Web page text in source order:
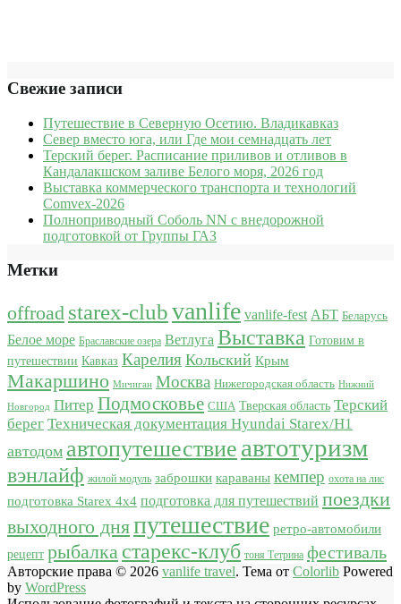
Свежие записи
Путешествие в Северную Осетию. Владикавказ
Север вместо юга, или Где мои семнадцать лет
Терский берег. Расписание приливов и отливов в
Кандалакшском заливе Белого моря, 2026 год
Выставка коммерческого транспорта и технологий
Comvex-2026
Полноприводный Соболь NN с внедорожной
подготовкой от Группы ГАЗ
Метки
offroad starex-clubvanlife vanlife-fest АБТ Беларусь
Белое море Браславские озера Ветлуга Выставка Готовим в
путешествии Кавказ Карелия Кольский Крым
Макаршино Мичиган Москва Нижегородская область Нижний
Новгород Питер Подмосковье США Тверская область Терский
берег Техническая документация Hyundai Starex/H1
автодом автопутешествие автотуризм
вэнлайф жилой модуль заброшки караваны кемпер охота на лис
подготовка Starex 4x4 подготовка для путешествий поездки
выходного дняпутешествие ретро-автомобили
рецепт рыбалка старекс-клуб тоня Тетрина фестиваль
Авторские права © 2026 vanlife travel. Тема от Colorlib Powered
by WordPress